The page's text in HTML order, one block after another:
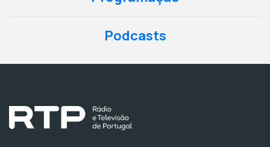
Podcasts